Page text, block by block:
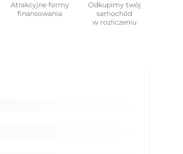
Atrakcyjne formy
finansowania
Odkupimy twój
samochód
w rozliczeniu